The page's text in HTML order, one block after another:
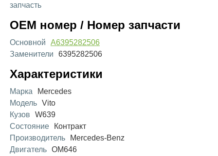
запчасть
OEM номер / Номер запчасти
Основной
A6395282506
Заменители
6395282506
Характеристики
Марка
Mercedes
Модель Vito
Кузов
W639
Состояние
Контракт
Производитель
Mercedes-Benz
Двигатель OM646